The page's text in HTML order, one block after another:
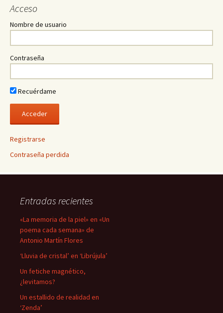
Acceso
Nombre de usuario
Contraseña
Recuérdame
Registrarse
Contraseña perdida
Entradas recientes
«La memoria de la piel» en «Un
poema cada semana» de
Antonio Martín Flores
‘Lluvia de cristal’ en ‘Librújula’
Un fetiche magnético,
¿levitamos?
Un estallido de realidad en
‘Zenda’